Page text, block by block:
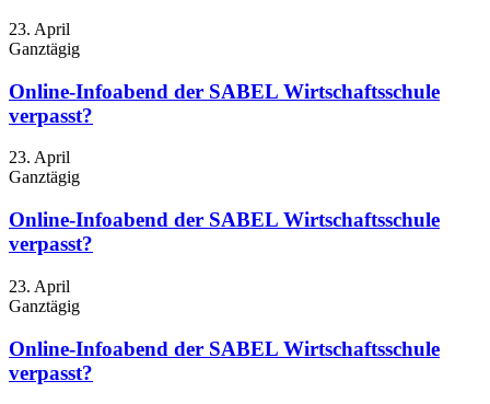
23. April
Ganztägig
Online-Infoabend der SABEL Wirtschaftsschule
verpasst?
23. April
Ganztägig
Online-Infoabend der SABEL Wirtschaftsschule
verpasst?
23. April
Ganztägig
Online-Infoabend der SABEL Wirtschaftsschule
verpasst?